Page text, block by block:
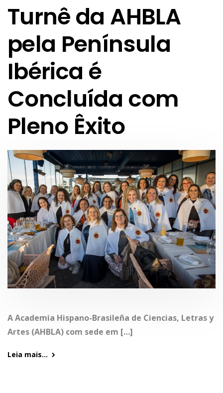
Turnê da AHBLA
pela Península
Ibérica é
Concluída com
Pleno Êxito
A Academia Hispano-Brasileña de Ciencias, Letras y
Artes (AHBLA) com sede em […]
Leia mais...